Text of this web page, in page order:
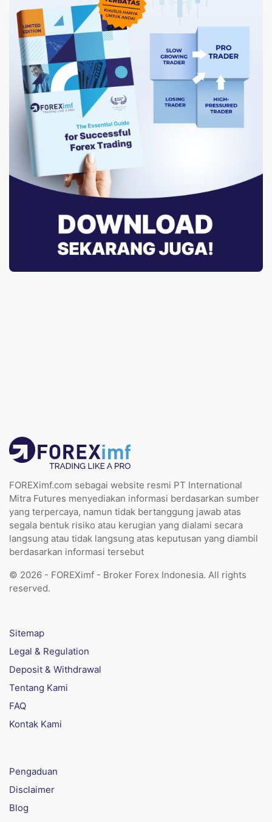
FOREXimf.com sebagai website resmi PT International
Mitra Futures menyediakan informasi berdasarkan sumber
yang terpercaya, namun tidak bertanggung jawab atas
segala bentuk risiko atau kerugian yang dialami secara
langsung atau tidak langsung atas keputusan yang diambil
berdasarkan informasi tersebut
© 2026 - FOREXimf - Broker Forex Indonesia. All rights
reserved.
Sitemap
Legal & Regulation
Deposit & Withdrawal
Tentang Kami
FAQ
Kontak Kami
Pengaduan
Disclaimer
Blog